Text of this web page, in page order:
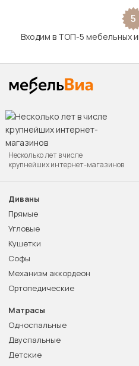
5
Входим в ТОП-5 мебельных
Несколько лет в числе
крупнейших интернет-магазинов
Диваны
Прямые
Угловые
Кушетки
Софы
Механизм аккордеон
Ортопедические
Матрасы
Односпальные
Двуспальные
Детские